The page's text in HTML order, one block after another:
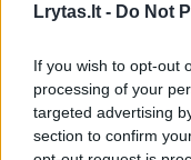
Lrytas.lt - Do Not
If you wish to opt-out
processing of your
targeted advertising
section to confirm
Verslas
Atnaujino
daliai
2026 m. rugpjūčio 6 d.